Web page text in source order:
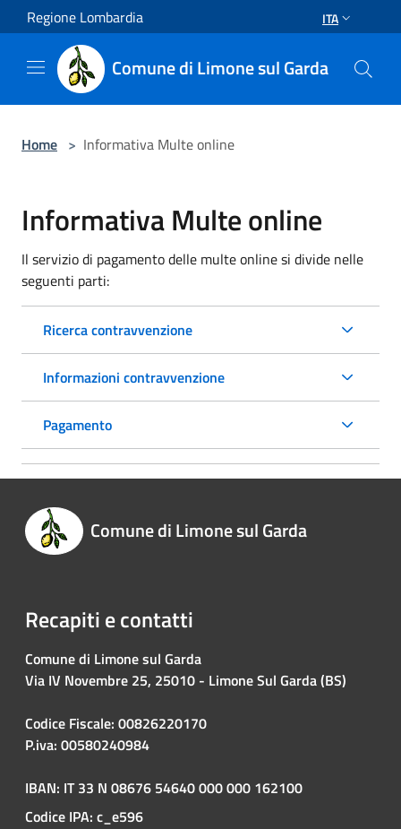
Salta al contenuto principale
Regione Lombardia ITA
Comune di Limone sul Garda
Home > Informativa Multe online
Informativa Multe online
Il servizio di pagamento delle multe online si divide nelle
seguenti parti:
Ricerca contravvenzione
Informazioni contravvenzione
Pagamento
Comune di Limone sul Garda
Recapiti e contatti
Comune di Limone sul Garda
Via IV Novembre 25, 25010 - Limone Sul Garda (BS)
Codice Fiscale: 00826220170
P.iva: 00580240984
IBAN: IT 33 N 08676 54640 000 000 162100
Codice IPA: c_e596